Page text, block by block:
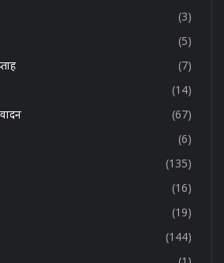
(3)
(5)
(7)
(14)
(67)
(6)
(135)
(16)
(19)
(144)